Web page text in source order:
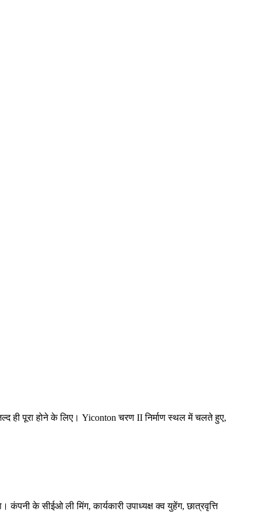
ही पूरा होने के लिए। Yiconton चरण II निर्माण स्थल में चलते हुए,
के सीईओ ली मिंग, कार्यकारी उपाध्यक्ष क्व युहेंग, छात्रवृत्ति